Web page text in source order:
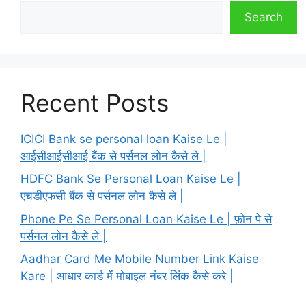
Search
Recent Posts
ICICI Bank se personal loan Kaise Le |
आईसीआईसीआई बैंक से पर्सनल लोन कैसे ले |
HDFC Bank Se Personal Loan Kaise Le |
एचडीएफसी बैंक से पर्सनल लोन कैसे ले |
Phone Pe Se Personal Loan Kaise Le | फ़ोन पे से
पर्सनल लोन कैसे ले |
Aadhar Card Me Mobile Number Link Kaise
Kare | आधार कार्ड में मोबाइल नंबर लिंक कैसे करे |